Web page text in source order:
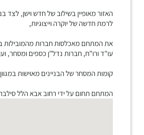
האזור מאופיין בשילוב של חדש וישן, לצד
לרמת חדשה של יוקרה וייצוגיות,
את המתחם מאכלסות חברות מהמובילות
עו"ד ורו"ח, חברות נדל"ן כספים ומסחר,
קומות המסחר של הבניינים מאוישות
המתחם תחום על ידי רחוב אבא הלל סילבר